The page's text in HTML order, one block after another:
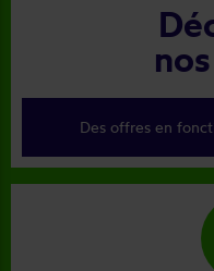
Des offres en